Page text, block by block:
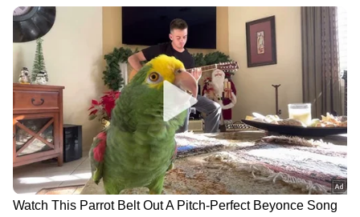
RECOMMENDED STORIES